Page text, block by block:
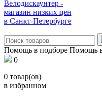
Велодискаунтер -
магазин низких цен
в Санкт-Петербурге
Помощь в подборе Помощь
0
0 товар(ов)
в избранном